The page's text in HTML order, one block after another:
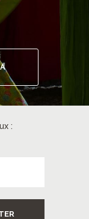
: